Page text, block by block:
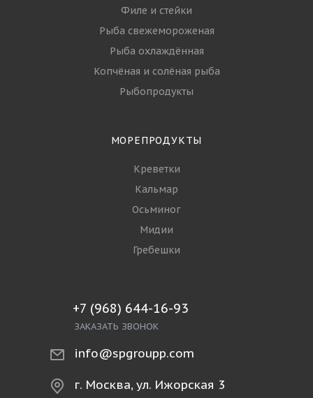
Филе и стейки
Рыба свежемороженая
Рыба охлаждённая
Копчёная и солёная рыба
Рыбопродукты
МОРЕПРОДУКТЫ
Креветки
Кальмар
Осьминог
Мидии
Гребешки
+7 (968) 644-16-93
ЗАКАЗАТЬ ЗВОНОК
info@spgroupp.com
г. Москва, ул. Ижорская 3